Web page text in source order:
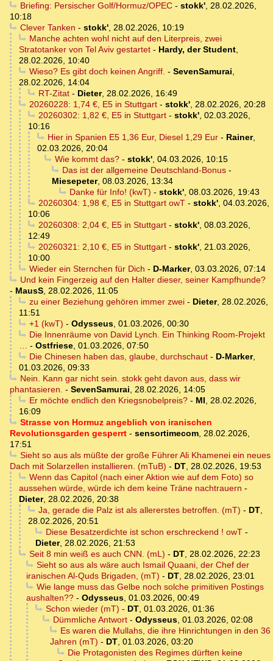
Briefing: Persischer Golf/Hormuz/OPEC- stokk', 28.02.2026,
10:18
Clever Tanken - stokk', 28.02.2026, 10:19
Manche achten wohl nicht auf den Literpreis, zwei
Stratotanker von Tel Aviv gestartet - Hardy, der Student,
28.02.2026, 10:40
Wieso? Es gibt doch keinen Angriff. - SevenSamurai,
28.02.2026, 14:04
RT-Zitat- Dieter, 28.02.2026, 16:49
20260228: 1,74 €, E5 in Stuttgart- stokk', 28.02.2026, 20:28
20260302: 1,82 €, E5 in Stuttgart- stokk', 02.03.2026,
10:16
Hier in Spanien E5 1,36 Eur, Diesel 1,29 Eur- Rainer,
02.03.2026, 20:04
Wie kommt das?- stokk', 04.03.2026, 10:15
Das ist der allgemeine Deutschland-Bonus-
Miesepeter, 08.03.2026, 13:34
Danke für Info! (kwT) - stokk', 08.03.2026, 19:43
20260304: 1,98 €, E5 in Stuttgart owT- stokk', 04.03.2026,
10:06
20260308: 2,04 €, E5 in Stuttgart- stokk', 08.03.2026,
12:49
20260321: 2,10 €, E5 in Stuttgart- stokk', 21.03.2026,
10:00
Wieder ein Sternchen für Dich - D-Marker, 03.03.2026, 07:14
Und kein Fingerzeig auf den Halter dieser, seiner Kampfhunde?
- MausS, 28.02.2026, 11:05
zu einer Beziehung gehören immer zwei- Dieter, 28.02.2026,
11:51
+1 (kwT) - Odysseus, 01.03.2026, 00:30
Die Innenräume von David Lynch. Ein Thinking Room-Projekt
… - Ostfriese, 01.03.2026, 07:50
Die Chinesen haben das, glaube, durchschaut- D-Marker,
01.03.2026, 09:33
Nein. Kann gar nicht sein. stokk geht davon aus, dass wir
phantasieren. - SevenSamurai, 28.02.2026, 14:05
Er möchte endlich den Kriegsnobelpreis?- MI, 28.02.2026,
16:09
Strasse von Hormuz angeblich von iranischen
Revolutionsgarden gesperrt - sensortimecom, 28.02.2026,
17:51
Sieht so aus als müßte der große Führer Ali Khamenei ein neues
Dach mit Solarzellen installieren. (mTuB) - DT, 28.02.2026, 19:53
Wenn das Capitol (nach einer Aktion wie auf dem Foto) so
aussehen würde, würde ich dem keine Träne nachtrauern -
Dieter, 28.02.2026, 20:38
Ja, gerade die Palz ist als allererstes betroffen. (mT) - DT,
28.02.2026, 20:51
Diese Besatzerdichte ist schon erschreckend ! owT-
Dieter, 28.02.2026, 21:53
Seit 8 min weiß es auch CNN. (mL) - DT, 28.02.2026, 22:23
Sieht so aus als wäre auch Ismail Quaani, der Chef der
iranischen Al-Quds Brigaden, (mT) - DT, 28.02.2026, 23:01
Wie lange muss das Gelbe noch solche primitiven Postings
aushalten?? - Odysseus, 01.03.2026, 00:49
Schon wieder (mT) - DT, 01.03.2026, 01:36
Dümmliche Antwort- Odysseus, 01.03.2026, 02:08
Es waren die Mullahs, die ihre Hinrichtungen in den 36
Jahren (mT) - DT, 01.03.2026, 03:20
Die Protagonisten des Regimes dürften keine